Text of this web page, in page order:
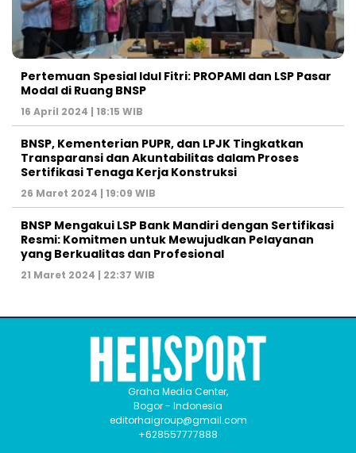
Pertemuan Spesial Idul Fitri: PROPAMI dan LSP Pasar
Modal di Ruang BNSP
16 April 2024 | 18:15 WIB
BNSP, Kementerian PUPR, dan LPJK Tingkatkan
Transparansi dan Akuntabilitas dalam Proses
Sertifikasi Tenaga Kerja Konstruksi
26 Maret 2024 | 19:09 WIB
BNSP Mengakui LSP Bank Mandiri dengan Sertifikasi
Resmi: Komitmen untuk Mewujudkan Pelayanan
yang Berkualitas dan Profesional
21 Maret 2024 | 22:37 WIB
Graha Media Center,
Bogor - Indonesia
editorhaigroup@gmail.com
+628557777888